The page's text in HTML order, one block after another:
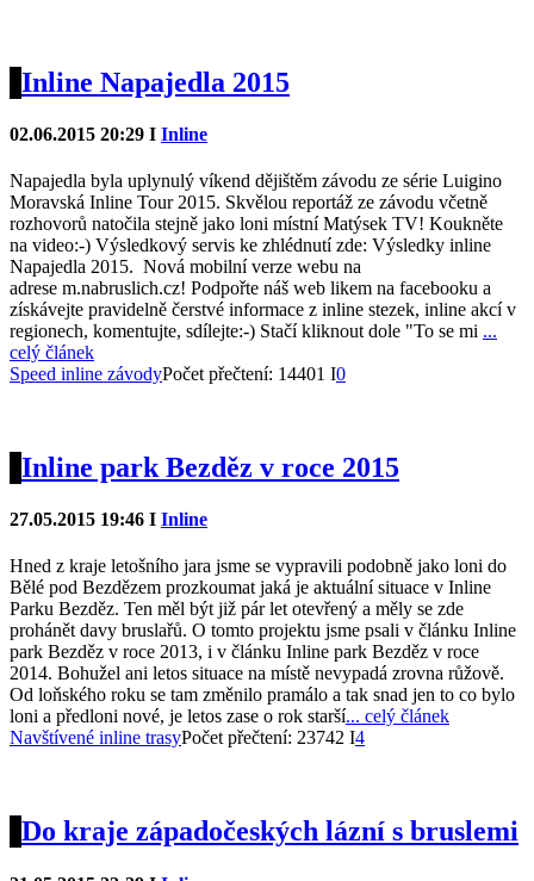
Inline Napajedla 2015
02.06.2015 20:29 I Inline
Napajedla byla uplynulý víkend dějištěm závodu ze série Luigino
Moravská Inline Tour 2015. Skvělou reportáž ze závodu včetně
rozhovorů natočila stejně jako loni místní Matýsek TV! Koukněte
na video:-) Výsledkový servis ke zhlédnutí zde: Výsledky inline
Napajedla 2015. Nová mobilní verze webu na
adrese m.nabruslich.cz! Podpořte náš web likem na facebooku a
získávejte pravidelně čerstvé informace z inline stezek, inline akcí v
regionech, komentujte, sdílejte:-) Stačí kliknout dole "To se mi ...
celý článek
Speed inline závodyPočet přečtení: 14401 I0
Inline park Bezděz v roce 2015
27.05.2015 19:46 I Inline
Hned z kraje letošního jara jsme se vypravili podobně jako loni do
Bělé pod Bezdězem prozkoumat jaká je aktuální situace v Inline
Parku Bezděz. Ten měl být již pár let otevřený a měly se zde
prohánět davy bruslařů. O tomto projektu jsme psali v článku Inline
park Bezděz v roce 2013, i v článku Inline park Bezděz v roce
2014. Bohužel ani letos situace na místě nevypadá zrovna růžově.
Od loňského roku se tam změnilo pramálo a tak snad jen to co bylo
loni a předloni nové, je letos zase o rok starší... celý článek
Navštívené inline trasyPočet přečtení: 23742 I4
Do kraje západočeských lázní s bruslemi